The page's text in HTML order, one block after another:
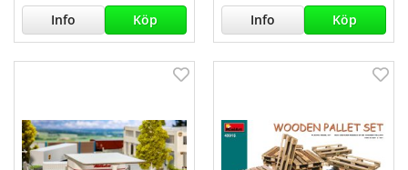
Info Köp Info Köp